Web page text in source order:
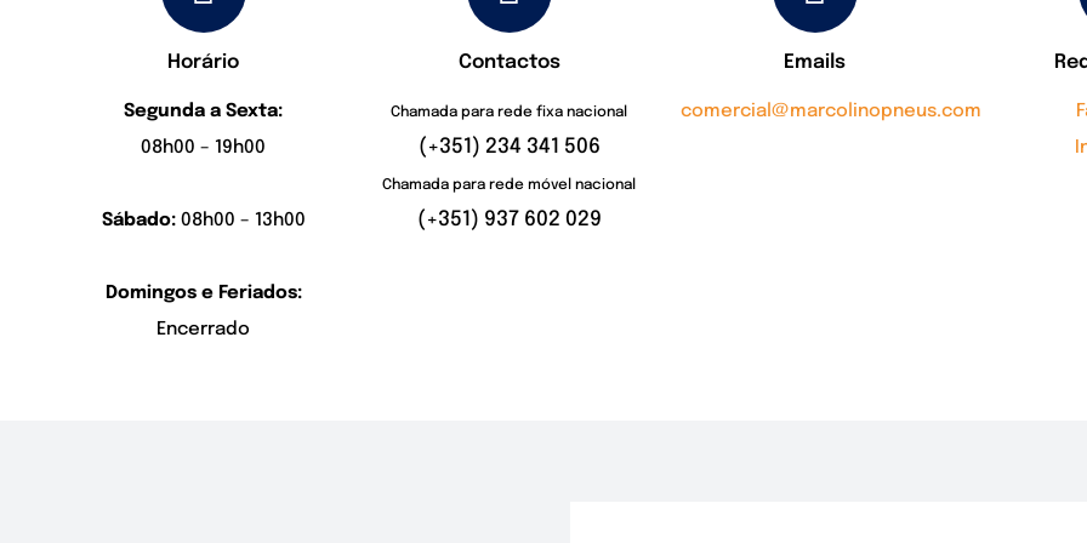
Horário
Segunda a Sexta:
08h00 – 19h00
Sábado:08h00 – 13h00
Domingos e Feriados:
Encerrado
Contactos
Chamada para rede fixa nacional
(+351) 234 341 506
Chamada para rede móvel nacional
(+351) 937 602 029
Emails
comercial@marcolinopneus.com